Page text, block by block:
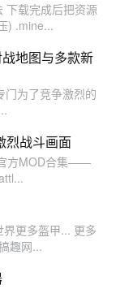
下载完成后把资源
) .mine...
地图与多款新
门为了竞争激烈的
烈战斗画面
方MOD合集——
更多盔甲... 更多
趣网...